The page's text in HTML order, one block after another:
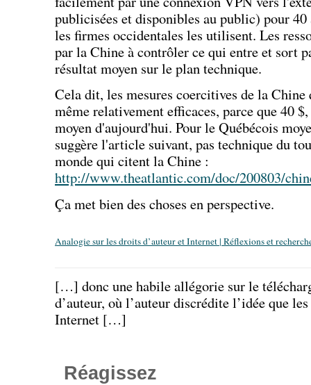
publicisées et disponibles au public) pour 40
les firmes occidentales les utilisent. Les
par la Chine à contrôler ce qui entre et sort
résultat moyen sur le plan technique.
Cela dit, les mesures coercitives de la
même relativement efficaces, parce que 40
moyen d'aujourd'hui. Pour le Québécois
suggère l'article suivant, pas technique du
monde qui citent la Chine :
http://www.theatlantic.com/doc/200803/
Ça met bien des choses en perspective.
Analogie sur les droits d’auteur et Internet | Réflexions et
[…] donc une habile allégorie sur le
d’auteur, où l’auteur discrédite l’idée que
Internet […]
Réagissez